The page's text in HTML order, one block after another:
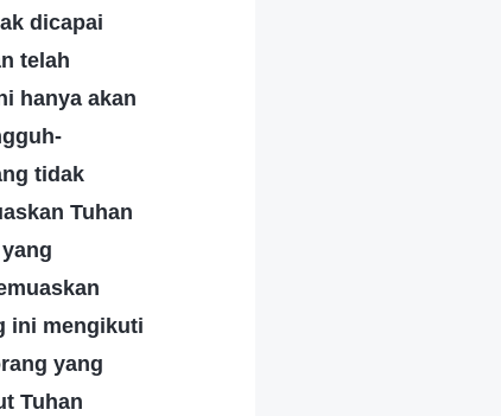
dicapai
telah
hanya akan
tidak
Tuhan
ini mengikuti
yang
Tuhan